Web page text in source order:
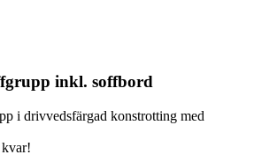
inkl. soffbord
i drivvedsfärgad konstrotting med